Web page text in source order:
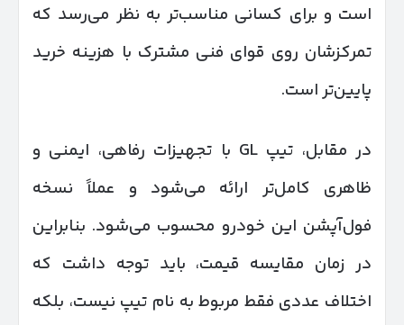
است و برای کسانی مناسب‌تر به نظر می‌رسد که
تمرکزشان روی قوای فنی مشترک با هزینه خرید
پایین‌تر است.
در مقابل، تیپ GL با تجهیزات رفاهی، ایمنی و
ظاهری کامل‌تر ارائه می‌شود و عملاً نسخه
فول‌آپشن این خودرو محسوب می‌شود. بنابراین
در زمان مقایسه قیمت، باید توجه داشت که
اختلاف عددی فقط مربوط به نام تیپ نیست، بلکه